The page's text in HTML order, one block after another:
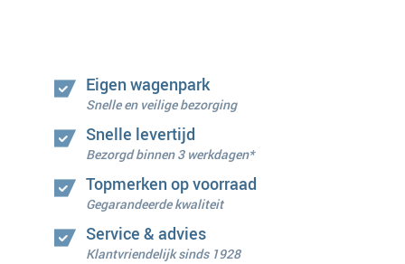
Eigen wagenpark
Snelle en veilige bezorging
Snelle levertijd
Bezorgd binnen 3 werkdagen*
Topmerken op voorraad
Gegarandeerde kwaliteit
Service & advies
Klantvriendelijk sinds 1928